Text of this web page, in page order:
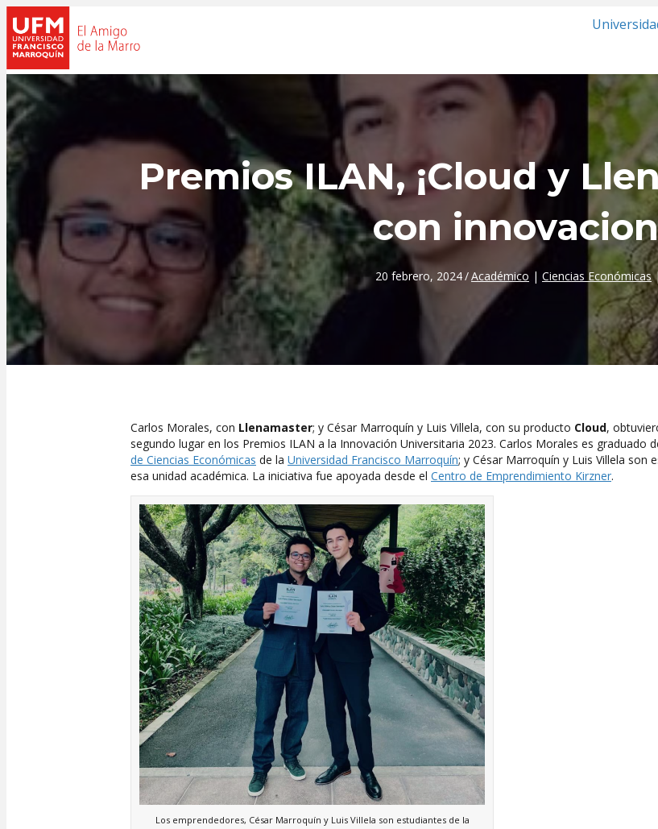
Premios ILAN, ¡Cloud y
con
20 febrero, 2024/Académico | Ciencias Económicas
Carlos Morales, con Llenamaster; y César Marroquín y Luis Villela, con su producto Cloud,
segundo lugar en los Premios ILAN a la Innovación Universitaria 2023. Carlos Morales es graduado
de Ciencias Económicas de la Universidad Francisco Marroquín; y César Marroquín y Luis Villela son
esa unidad académica. La iniciativa fue apoyada desde el Centro de Emprendimiento Kirzner.
Los emprendedores, César Marroquín y Luis Villela son estudiantes de la